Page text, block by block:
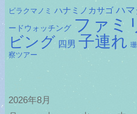
ビラクマノミ ハナミノカサゴ ハマ
ードウォッチング ファミ
ビング 四男 子連れ
察ツアー
2026年8月